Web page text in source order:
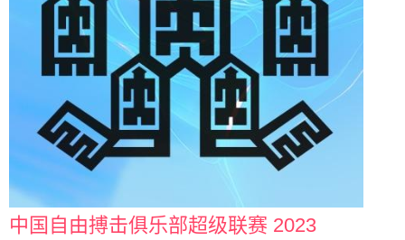
中国自由搏击俱乐部超级联赛 2023